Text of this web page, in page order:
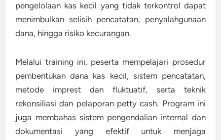
pengelolaan kas kecil yang tidak terkontrol dapat
menimbulkan selisih pencatatan, penyalahgunaan
dana, hingga risiko kecurangan.
Melalui training ini, peserta mempelajari prosedur
pembentukan dana kas kecil, sistem pencatatan,
metode imprest dan fluktuatif, serta teknik
rekonsiliasi dan pelaporan petty cash. Program ini
juga membahas sistem pengendalian internal dan
dokumentasi yang efektif untuk menjaga